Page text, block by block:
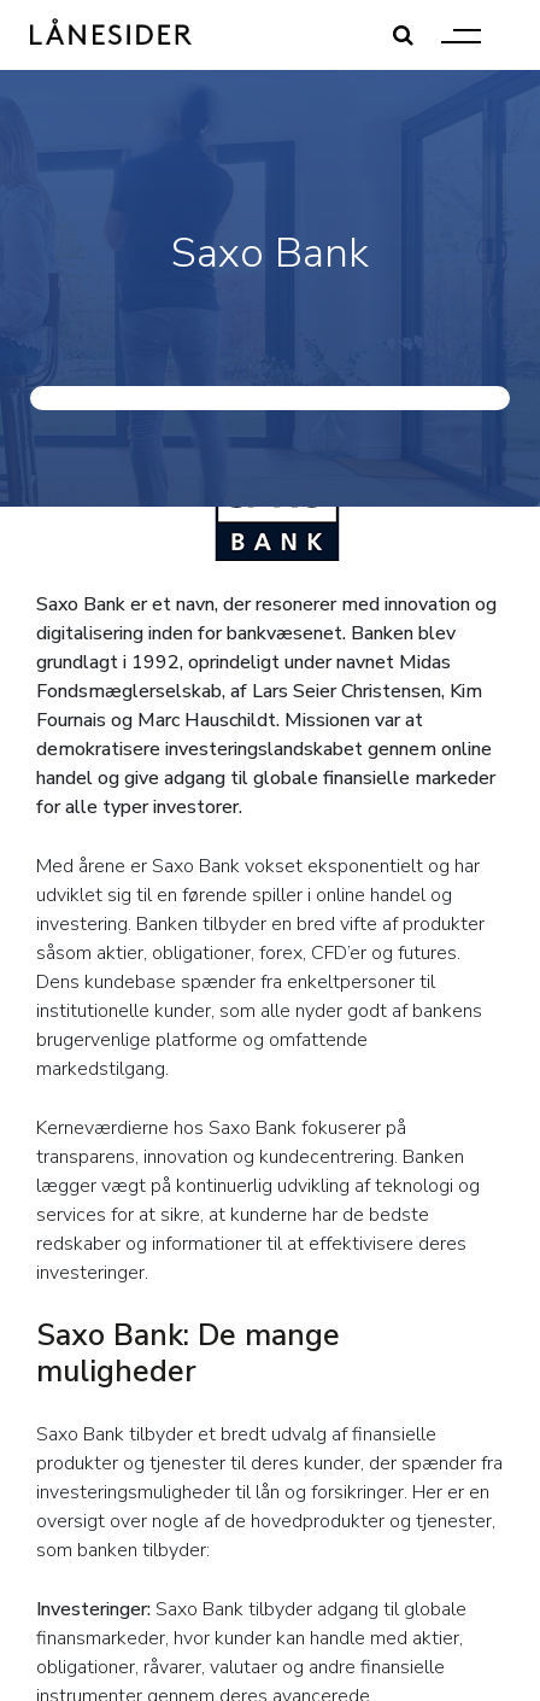
content
Saxo Bank
Saxo Bank er et navn, der resonerer med innovation og
digitalisering inden for bankvæsenet. Banken blev
grundlagt i 1992, oprindeligt under navnet Midas
Fondsmæglerselskab, af Lars Seier Christensen, Kim
Fournais og Marc Hauschildt. Missionen var at
demokratisere investeringslandskabet gennem online
handel og give adgang til globale finansielle markeder
for alle typer investorer.
Med årene er Saxo Bank vokset eksponentielt og har
udviklet sig til en førende spiller i online handel og
investering. Banken tilbyder en bred vifte af produkter
såsom aktier, obligationer, forex, CFD’er og futures.
Dens kundebase spænder fra enkeltpersoner til
institutionelle kunder, som alle nyder godt af bankens
brugervenlige platforme og omfattende
markedstilgang.
Kerneværdierne hos Saxo Bank fokuserer på
transparens, innovation og kundecentrering. Banken
lægger vægt på kontinuerlig udvikling af teknologi og
services for at sikre, at kunderne har de bedste
redskaber og informationer til at effektivisere deres
investeringer.
Saxo Bank: De mange
muligheder
Saxo Bank tilbyder et bredt udvalg af finansielle
produkter og tjenester til deres kunder, der spænder fra
investeringsmuligheder til lån og forsikringer. Her er en
oversigt over nogle af de hovedprodukter og tjenester,
som banken tilbyder:
Investeringer: Saxo Bank tilbyder adgang til globale
finansmarkeder, hvor kunder kan handle med aktier,
obligationer, råvarer, valutaer og andre finansielle